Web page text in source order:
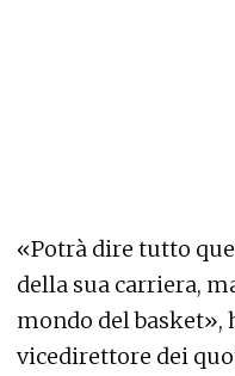
«Potrà dire tutto
della sua carriera,
mondo del basket»,
vicedirettore dei